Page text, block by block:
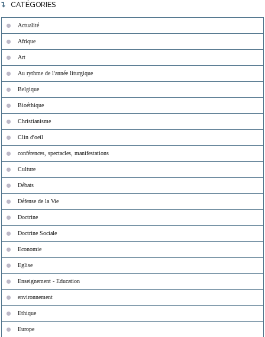
CATÉGORIES
Actualité
Afrique
Art
Au rythme de l'année liturgique
Belgique
Bioéthique
Christianisme
Clin d'oeil
conférences, spectacles, manifestations
Culture
Débats
Défense de la Vie
Doctrine
Doctrine Sociale
Economie
Eglise
Enseignement - Education
environnement
Ethique
Europe